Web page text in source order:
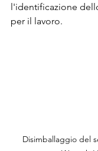
l'identificazione
per il lavoro.
Disimballaggio del